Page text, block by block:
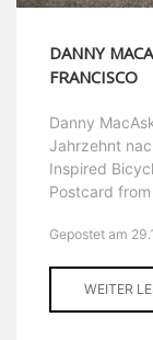
DANNY
FRANCISCO
Danny
Jahrzehnt
Inspired
Postcard
Gepostet am
WEITER